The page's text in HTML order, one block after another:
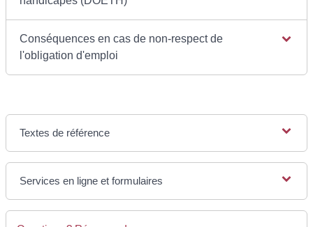
Conséquences en cas de non-respect de
l'obligation d'emploi
Textes de référence
Services en ligne et formulaires